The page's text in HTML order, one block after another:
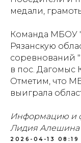
медали,
Команда МБОУ
Рязанскую
соревнований
в пос. Дагомыс
Отметим, что
выиграла
Информацию и
Лидия Алешина
2026-04-13 08:19